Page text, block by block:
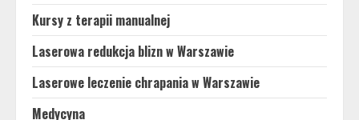
Kursy z terapii manualnej
Laserowa redukcja blizn w Warszawie
Laserowe leczenie chrapania w Warszawie
Medycyna